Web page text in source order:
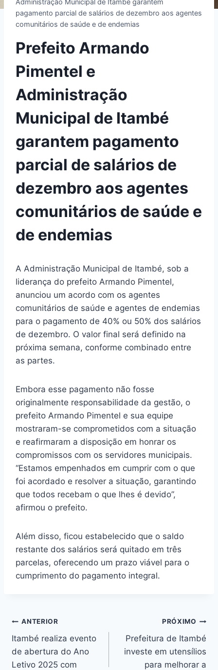
pagamento parcial de salários de dezembro aos agentes
comunitários de saúde e de endemias
Prefeito Armando
Pimentel e
Administração
Municipal de Itambé
garantem pagamento
parcial de salários de
dezembro aos agentes
comunitários de saúde e
de endemias
A Administração Municipal de Itambé, sob a
liderança do prefeito Armando Pimentel,
anunciou um acordo com os agentes
comunitários de saúde e agentes de endemias
para o pagamento de 40% ou 50% dos salários
de dezembro. O valor final será definido na
próxima semana, conforme combinado entre
as partes.
Embora esse pagamento não fosse
originalmente responsabilidade da gestão, o
prefeito Armando Pimentel e sua equipe
mostraram-se comprometidos com a situação
e reafirmaram a disposição em honrar os
compromissos com os servidores municipais.
“Estamos empenhados em cumprir com o que
foi acordado e resolver a situação, garantindo
que todos recebam o que lhes é devido”,
afirmou o prefeito.
Além disso, ficou estabelecido que o saldo
restante dos salários será quitado em três
parcelas, oferecendo um prazo viável para o
cumprimento do pagamento integral.
ANTERIOR
Itambé realiza evento
de abertura do Ano
Letivo 2025 com
PRÓXIMO
Prefeitura de Itambé
investe em utensílios
para melhorar a